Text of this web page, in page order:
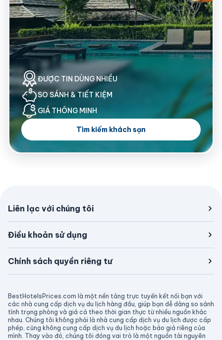
ĐƯỢC TIN DÙNG NHIỀU
SO SÁNH& TIẾT KIỆM
GIÁ THÔNG MINH
Tìm kiếm khách sạn
Liên lạc với chúng tôi
Điều khoản sử dụng
Chính sách quyền riêng tư
BestHotelsPrices.com là một nền tảng trực tuyến kết nối bạn với
các nhà cung cấp dịch vụ du lịch hàng đầu, giúp bạn dễ dàng so sánh
tình trạng phòng và giá cả theo thời gian thực từ nhiều nguồn khác
nhau. Chúng tôi không phải là nhà cung cấp dịch vụ du lịch được cấp
phép, cũng không cung cấp dịch vụ du lịch hoặc báo giá riêng của
mình. Thay vào đó, chúng tôi đóng vai trò là một nguồn tài nguyên